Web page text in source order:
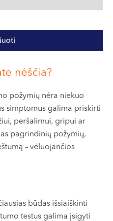
nėščia?
požymių nėra niekuo
simptomus galima priskirti
peršalimui, gripui ar
pagrindinių požymių,
– vėluojančios
būdas išsiaiškinti
testus galima įsigyti